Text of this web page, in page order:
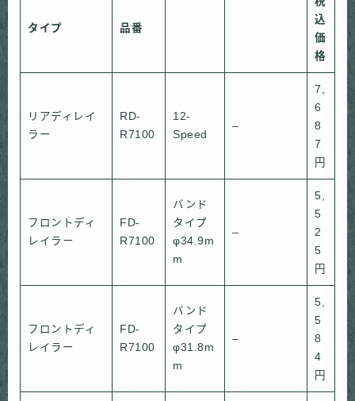
タイプ 品番
込
価
格
リアディレイ
ラー
RD-
R7100
12-
Speed
–
7,
6
8
7
円
フロントディ
レイラー
FD-
R7100
バンド
タイプ
φ34.9m
m
–
5,
5
2
5
円
フロントディ
レイラー
FD-
R7100
バンド
タイプ
φ31.8m
m
–
5,
5
8
4
円